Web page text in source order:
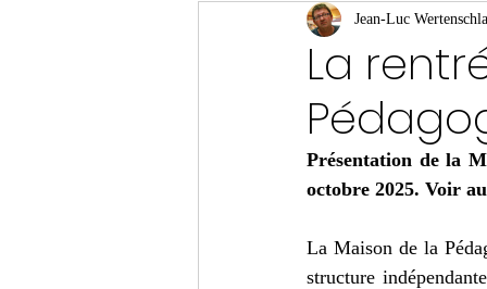
Ateliers
Vie des associations
Cinéma
La
Jean-Luc
Présentation de la
octobre 2025. Voir
La Maison de la
structure